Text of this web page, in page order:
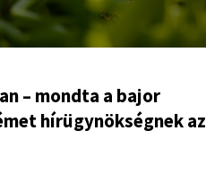
– mondta a bajor
hírügynökségnek az